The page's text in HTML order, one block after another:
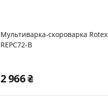
Мультиварка-скороварка Rotex
REPC72-B
2 966